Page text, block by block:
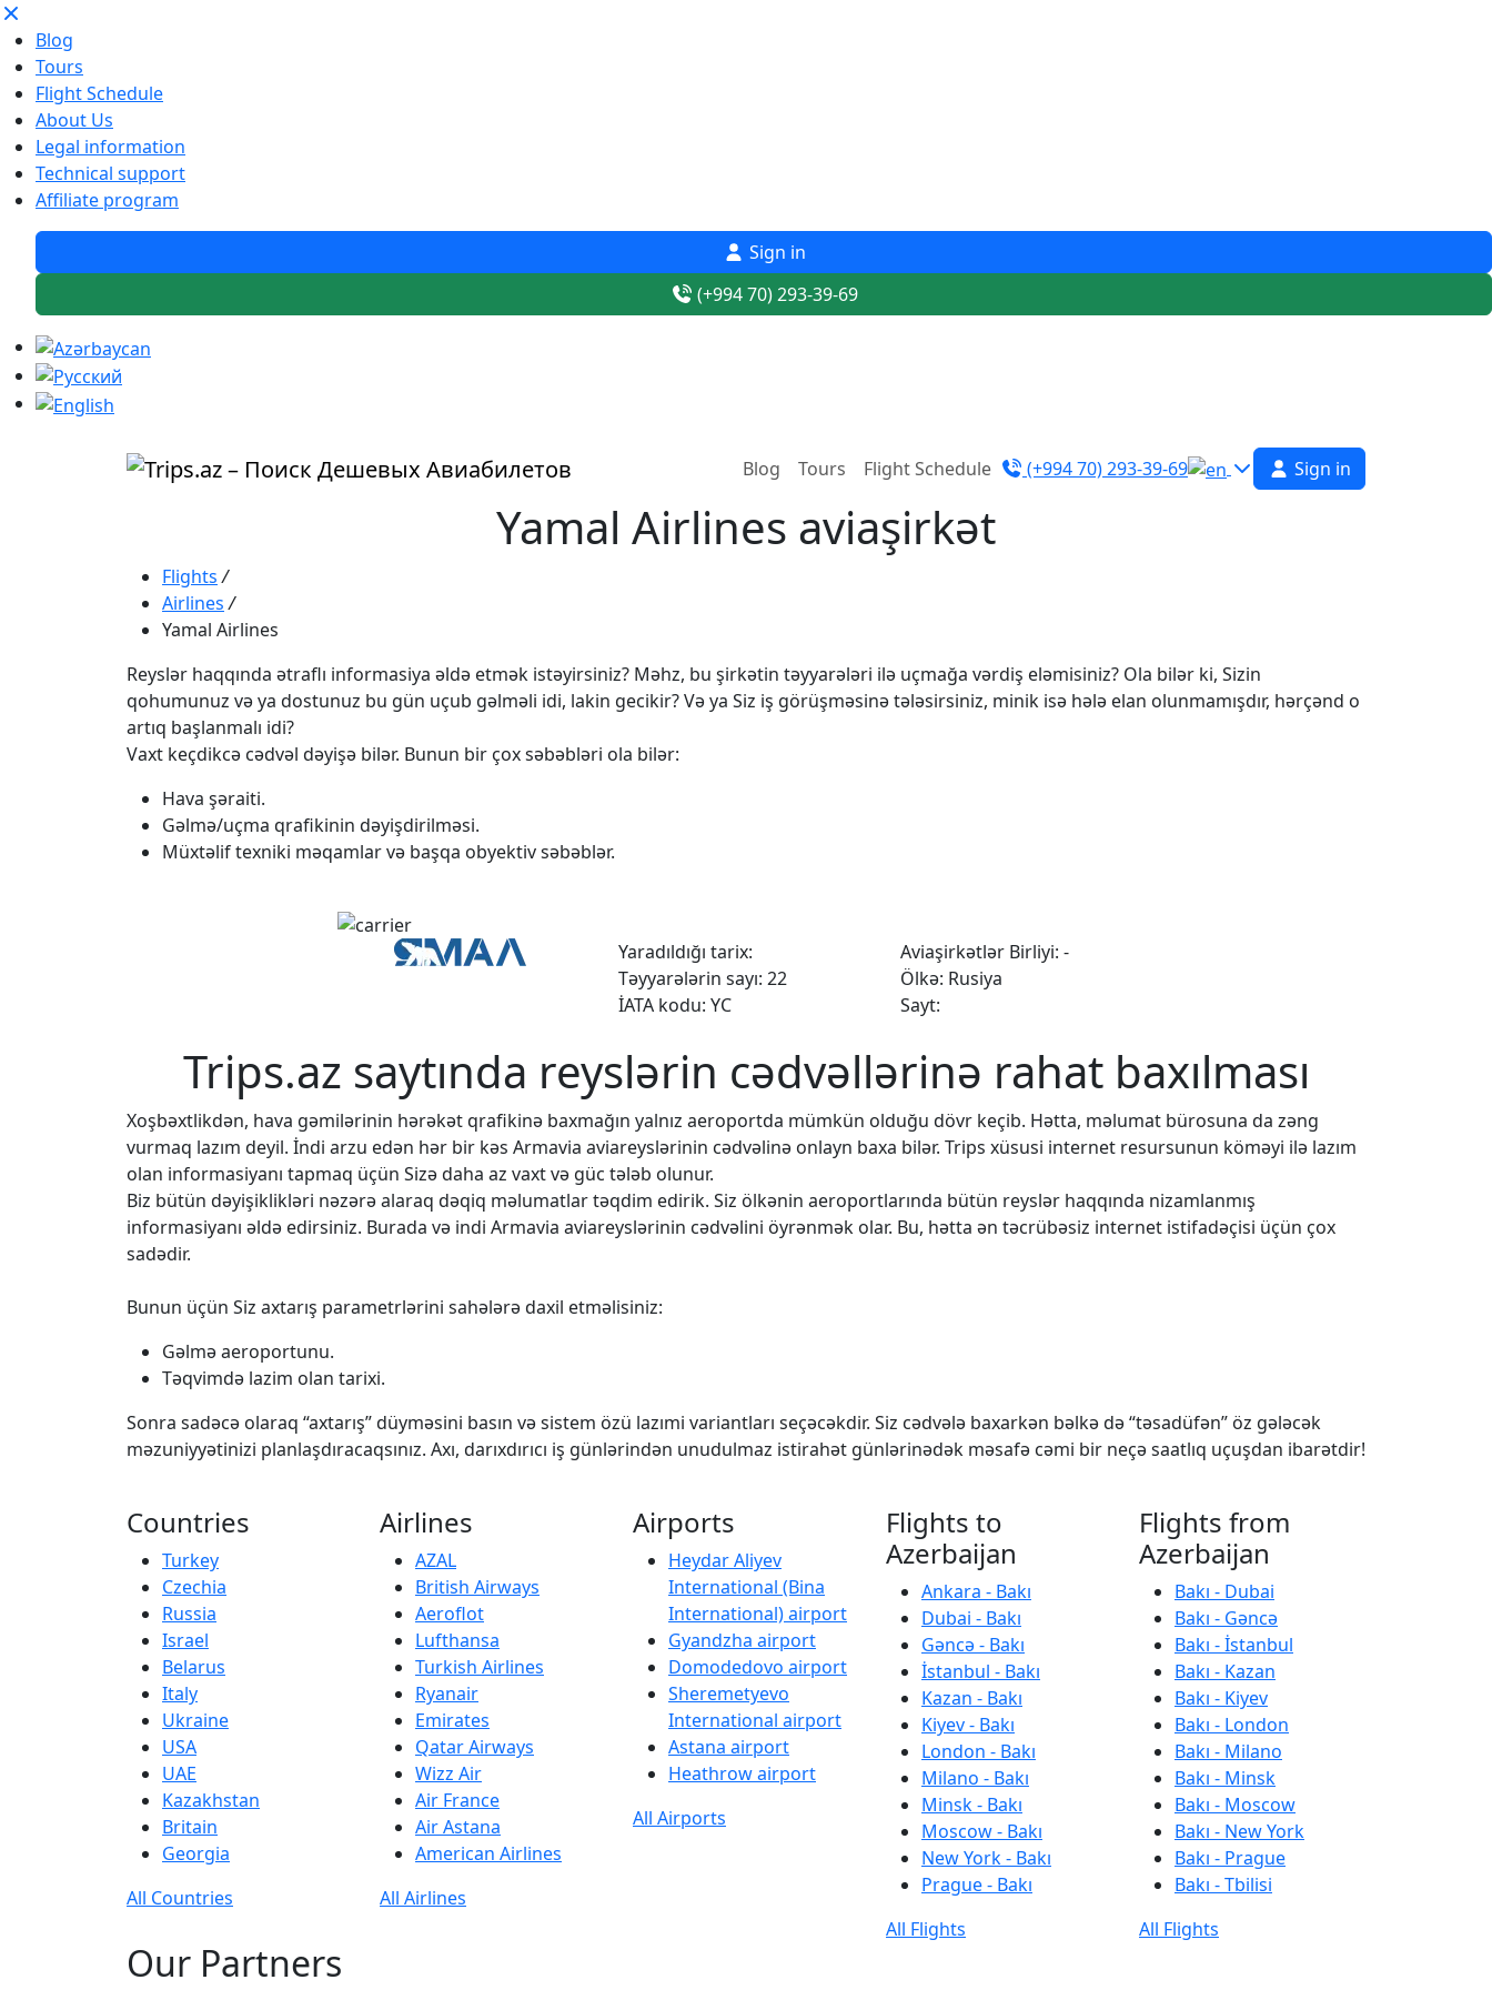
Blog
Tours
Flight Schedule
About Us
Legal information
Technical support
Affiliate program
Sign in
(+994 70) 293-39-69
Blog Tours Flight Schedule (+994 70) 293-39-69 Sign in
Yamal Airlines aviaşirkət
Flights /
Airlines /
Yamal Airlines
Reyslər haqqında ətraflı informasiya əldə etmək istəyirsiniz? Məhz, bu şirkətin təyyarələri ilə uçmağa vərdiş eləmisiniz? Ola bilər ki, Sizin
qohumunuz və ya dostunuz bu gün uçub gəlməli idi, lakin gecikir? Və ya Siz iş görüşməsinə tələsirsiniz, minik isə hələ elan olunmamışdır, hərçənd o
artıq başlanmalı idi?
Vaxt keçdikcə cədvəl dəyişə bilər. Bunun bir çox səbəbləri ola bilər:
Hava şəraiti.
Gəlmə/uçma qrafikinin dəyişdirilməsi.
Müxtəlif texniki məqamlar və başqa obyektiv səbəblər.
Yaradıldığı tarix:
Təyyarələrin sayı: 22
İATA kodu: YC
Aviaşirkətlər Birliyi: -
Ölkə: Rusiya
Sayt:
Trips.az saytında reyslərin cədvəllərinə rahat baxılması
Xoşbəxtlikdən, hava gəmilərinin hərəkət qrafikinə baxmağın yalnız aeroportda mümkün olduğu dövr keçib. Hətta, məlumat bürosuna da zəng
vurmaq lazım deyil. İndi arzu edən hər bir kəs Armavia aviareyslərinin cədvəlinə onlayn baxa bilər. Trips xüsusi internet resursunun köməyi ilə lazım
olan informasiyanı tapmaq üçün Sizə daha az vaxt və güc tələb olunur.
Biz bütün dəyişiklikləri nəzərə alaraq dəqiq məlumatlar təqdim edirik. Siz ölkənin aeroportlarında bütün reyslər haqqında nizamlanmış
informasiyanı əldə edirsiniz. Burada və indi Armavia aviareyslərinin cədvəlini öyrənmək olar. Bu, hətta ən təcrübəsiz internet istifadəçisi üçün çox
sadədir.
Bunun üçün Siz axtarış parametrlərini sahələrə daxil etməlisiniz:
Gəlmə aeroportunu.
Təqvimdə lazim olan tarixi.
Sonra sadəcə olaraq “axtarış” düyməsini basın və sistem özü lazımi variantları seçəcəkdir. Siz cədvələ baxarkən bəlkə də “təsadüfən” öz gələcək
məzuniyyətinizi planlaşdıracaqsınız. Axı, darıxdırıcı iş günlərindən unudulmaz istirahət günlərinədək məsafə cəmi bir neçə saatlıq uçuşdan ibarətdir!
Countries
Turkey
Czechia
Russia
Israel
Belarus
Italy
Ukraine
USA
UAE
Kazakhstan
Britain
Georgia
All Countries
Airlines
AZAL
British Airways
Aeroflot
Lufthansa
Turkish Airlines
Ryanair
Emirates
Qatar Airways
Wizz Air
Air France
Air Astana
American Airlines
All Airlines
Airports
Heydar Aliyev
International (Bina
International) airport
Gyandzha airport
Domodedovo airport
Sheremetyevo
International airport
Astana airport
Heathrow airport
All Airports
Flights to
Azerbaijan
Ankara - Bakı
Dubai - Bakı
Gəncə - Bakı
İstanbul - Bakı
Kazan - Bakı
Kiyev - Bakı
London - Bakı
Milano - Bakı
Minsk - Bakı
Moscow - Bakı
New York - Bakı
Prague - Bakı
All Flights
Flights from
Azerbaijan
Bakı - Dubai
Bakı - Gəncə
Bakı - İstanbul
Bakı - Kazan
Bakı - Kiyev
Bakı - London
Bakı - Milano
Bakı - Minsk
Bakı - Moscow
Bakı - New York
Bakı - Prague
Bakı - Tbilisi
All Flights
Our Partners